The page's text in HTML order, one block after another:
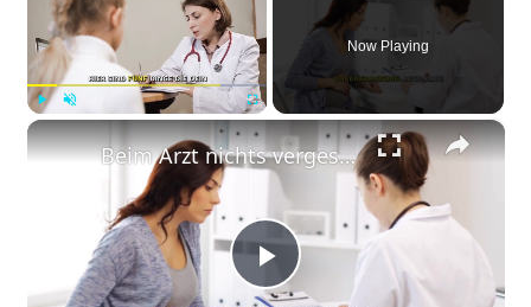
Now Playing
×
Play
Beim Arzt nichts vergessen - Diese 5 Infos sind entscheidend!